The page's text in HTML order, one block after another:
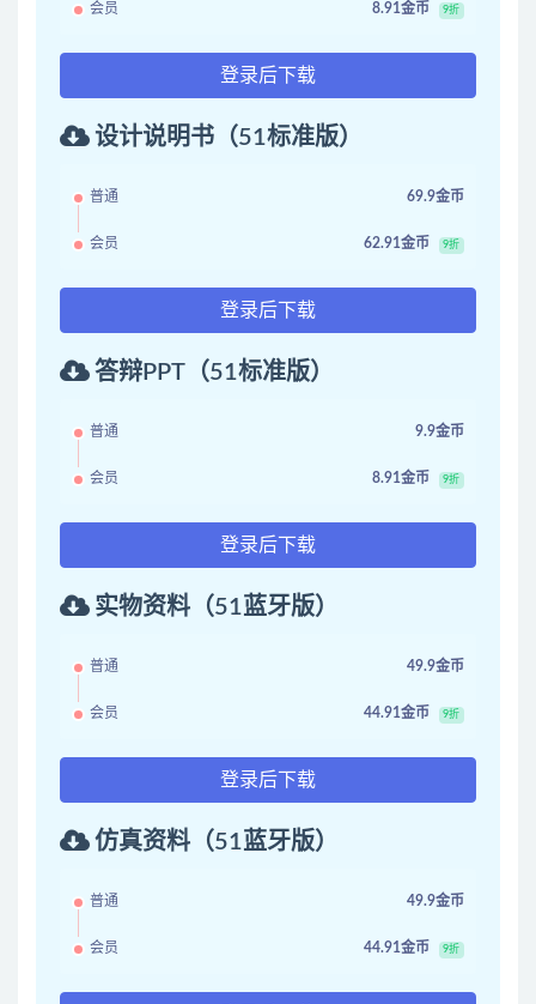
会员 8.91金币 9折
登录后下载
设计说明书（51标准版）
普通 69.9金币
会员 62.91金币 9折
登录后下载
答辩PPT（51标准版）
普通 9.9金币
会员 8.91金币 9折
登录后下载
实物资料（51蓝牙版）
普通 49.9金币
会员 44.91金币 9折
登录后下载
仿真资料（51蓝牙版）
普通 49.9金币
会员 44.91金币 9折